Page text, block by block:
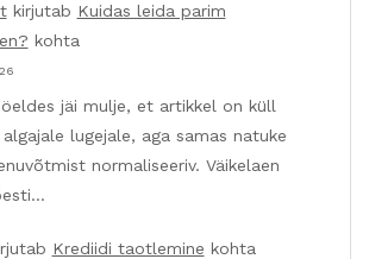
kirjutab Kuidas leida parim
kohta
jäi mulje, et artikkel on küll
algajale lugejale, aga samas natuke
normaliseeriv. Väikelaen
Krediidi taotlemine kohta